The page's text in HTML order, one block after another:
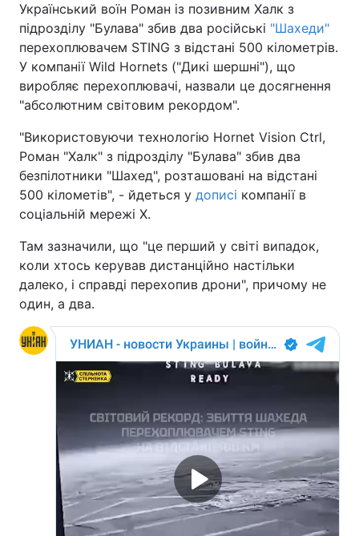
Український воїн Роман із позивним Халк з
підрозділу "Булава" збив два російські "Шахеди"
перехоплювачем STING з відстані 500 кілометрів.
У компанії Wild Hornets ("Дикі шершні"), що
виробляє перехоплювачі, назвали це досягнення
"абсолютним світовим рекордом".
"Використовуючи технологію Hornet Vision Ctrl,
Роман "Халк" з підрозділу "Булава" збив два
безпілотники "Шахед", розташовані на відстані
500 кілометів", - йдеться у дописі компанії в
соціальній мережі Х.
Там зазначили, що "це перший у світі випадок,
коли хтось керував дистанційно настільки
далеко, і справді перехопив дрони", причому не
один, а два.